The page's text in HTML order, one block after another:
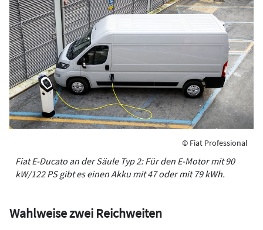
© Fiat Professional
Fiat E-Ducato an der Säule Typ 2: Für den E-Motor mit 90
kW/122 PS gibt es einen Akku mit 47 oder mit 79 kWh.
Wahlweise zwei Reichweiten